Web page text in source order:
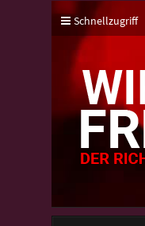
Schnellzugriff